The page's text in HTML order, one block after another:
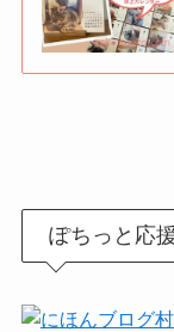
ぽちっと応